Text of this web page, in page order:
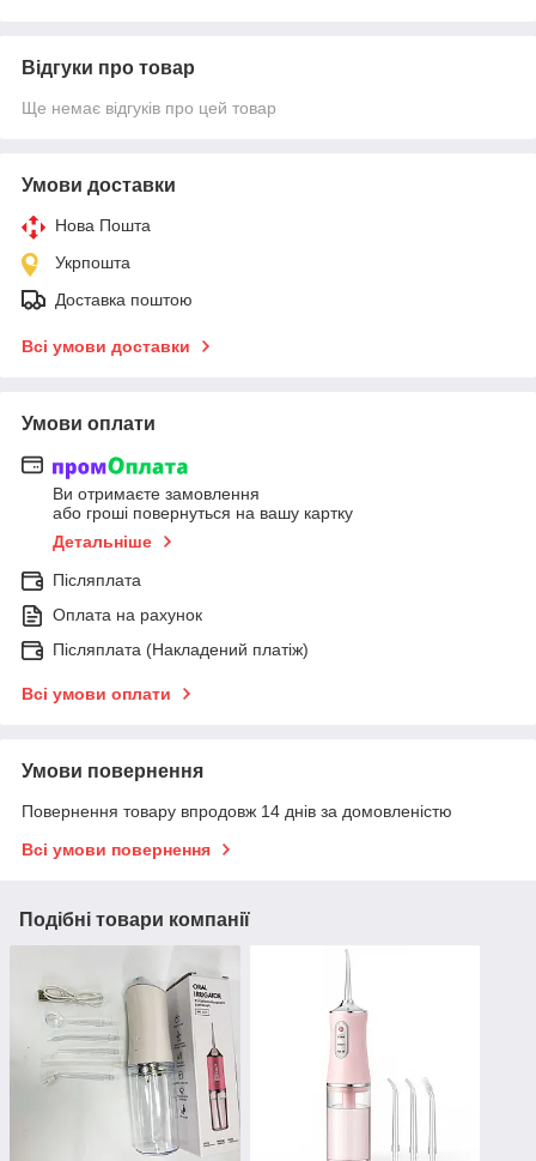
Відгуки про товар
Ще немає відгуків про цей товар
Умови доставки
Нова Пошта
Укрпошта
Доставка поштою
Всі умови доставки
Умови оплати
Ви отримаєте замовлення
або гроші повернуться на вашу картку
Детальніше
Післяплата
Оплата на рахунок
Післяплата (Накладений платіж)
Всі умови оплати
Умови повернення
Повернення товару впродовж 14 днів за домовленістю
Всі умови повернення
Подібні товари компанії